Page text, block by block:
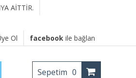
AİTTİR.
Ol facebook ile bağlan
Sepetim 0